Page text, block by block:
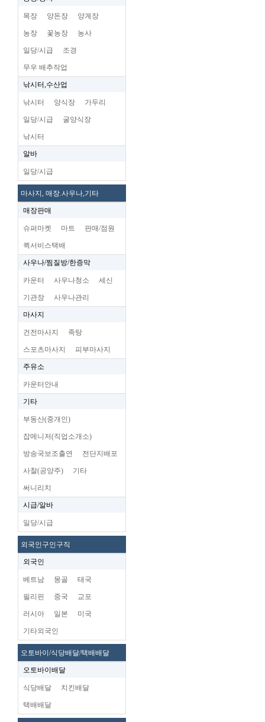
목장 양돈장 양계장
농장 꽃농장 농사
일당/시급 조경
무우 배추작업
낚시터,수산업
낚시터 양식장 가두리
일당/시급 굴양식장
낚시터
알바
일당/시급
마사지, 매장.사우나,기타
매장판매
슈퍼마켓 마트 판매/점원
퀵서비스택배
사우나/찜질방/한증막
카운터 사우나청소 세신
기관장 사우나관리
마사지
건전마사지 족탕
스포츠마사지 피부마사지
주유소
카운터안내
기타
부동산(중개인)
잡메니저(직업소개소)
방송국보조출연 전단지배포
사찰(공양주) 기타
써니리치
시급/알바
일당/시급
외국인구인구직
외국인
베트남 몽골 태국
필리핀 중국 교포
러시아 일본 미국
기타외국인
오토바이/식당배달/택배배달
오토바이배달
식당배달 치킨배달
택배배달